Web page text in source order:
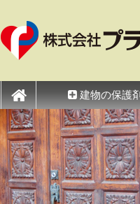
プラザ・オ
建物の保護剤